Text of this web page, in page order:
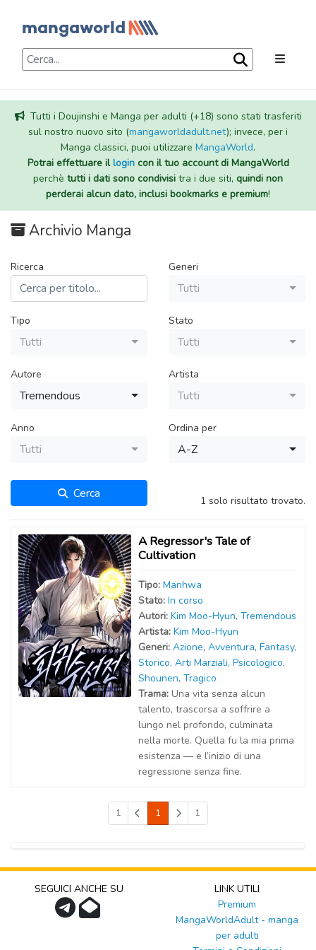
Tutti i Doujinshi e Manga per adulti (+18) sono stati trasferiti
sul nostro nuovo sito (mangaworldadult.net); invece, per i
Manga classici, puoi utilizzare MangaWorld.
Potrai effettuare illogincon il tuo account di MangaWorld
perchè tutti i dati sono condivisi tra i due siti, quindi non
perderai alcun dato, inclusi bookmarks e premium!
Archivio Manga
Ricerca Generi
Tutti
Tipo
Tutti
Stato
Tutti
Autore
Tremendous
Artista
Tutti
Anno
Tutti
Ordina per
A-Z
Cerca 1 solo risultato trovato.
A Regressor's Tale of
Cultivation
Tipo: Manhwa
Stato: In corso
Autori: Kim Moo-Hyun, Tremendous
Artista: Kim Moo-Hyun
Generi: Azione, Avventura, Fantasy,
Storico, Arti Marziali, Psicologico,
Shounen, Tragico
Trama: Una vita senza alcun
talento, trascorsa a soffrire a
lungo nel profondo, culminata
nella morte. Quella fu la mia prima
esistenza — e l’inizio di una
regressione senza fine.
1 1 1
SEGUICI ANCHE SU
LINK UTILI
Premium
MangaWorldAdult - manga
per adulti